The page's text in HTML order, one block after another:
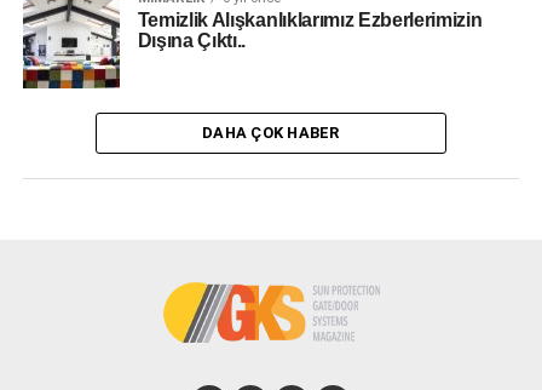
Temizlik Alışkanlıklarımız Ezberlerimizin
Dışına Çıktı..
DAHA ÇOK HABER